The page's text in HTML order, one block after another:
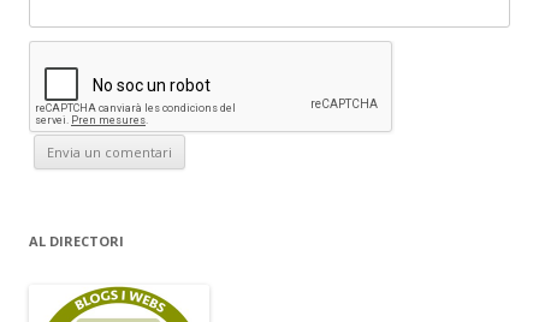
AL DIRECTORI